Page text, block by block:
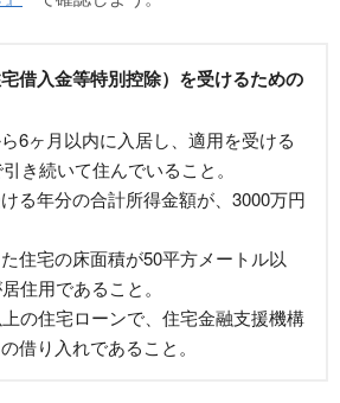
借入金等特別控除）を受けるための
6ヶ月以内に入居し、適用を受ける
き続いて住んでいること。
る年分の合計所得金額が、3000万円
住宅の床面積が50平方メートル以
住用であること。
の住宅ローンで、住宅金融支援機構
借り入れであること。